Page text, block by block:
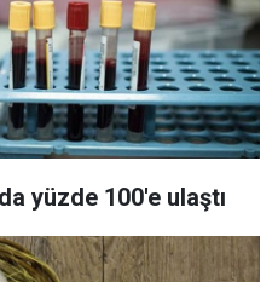
yüzde 100'e ulaştı